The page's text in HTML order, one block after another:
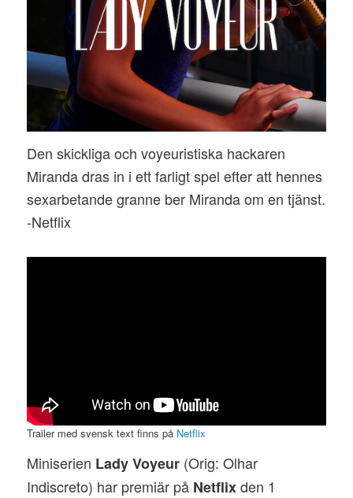
Den skickliga och voyeuristiska hackaren
Miranda dras in i ett farligt spel efter att hennes
sexarbetande granne ber Miranda om en tjänst.
-Netflix
Trailer med svensk text finns på Netflix
Miniserien Lady Voyeur (Orig: Olhar
Indiscreto) har premiär på Netflixden 1